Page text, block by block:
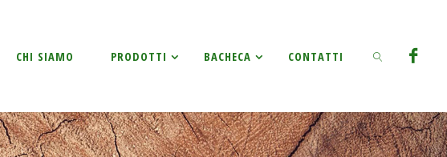
contenuto
CHI SIAMO PRODOTTI BACHECA CONTATTI Ricerca